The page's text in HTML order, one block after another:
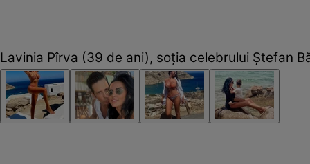
Lavinia Pîrva (39 de ani), soția celebrului Ștefan